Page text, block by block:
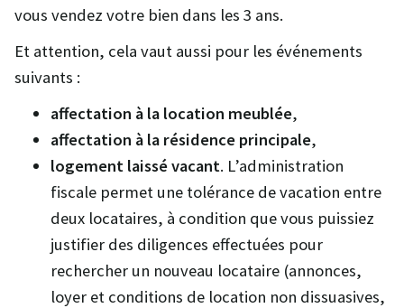
vous vendez votre bien dans les 3 ans.
Et attention, cela vaut aussi pour les événements
suivants :
affectation à la location meublée,
affectation à la résidence principale,
logement laissé vacant. L’administration
fiscale permet une tolérance de vacation entre
deux locataires, à condition que vous puissiez
justifier des diligences effectuées pour
rechercher un nouveau locataire (annonces,
loyer et conditions de location non dissuasives,